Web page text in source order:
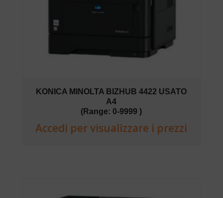
KONICA MINOLTA BIZHUB 4422 USATO
A4
(Range: 0-9999 )
Accedi per visualizzare i prezzi